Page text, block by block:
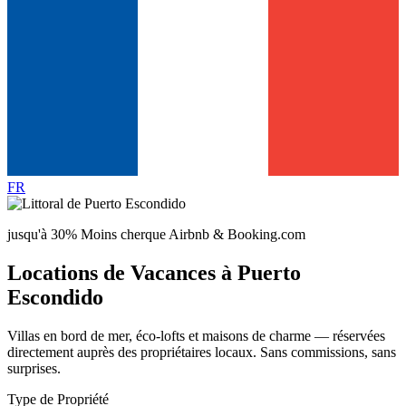
FR
jusqu'à 30% Moins cherque Airbnb & Booking.com
Locations de Vacances à Puerto
Escondido
Villas en bord de mer, éco-lofts et maisons de charme — réservées
directement auprès des propriétaires locaux. Sans commissions, sans
surprises.
Type de Propriété